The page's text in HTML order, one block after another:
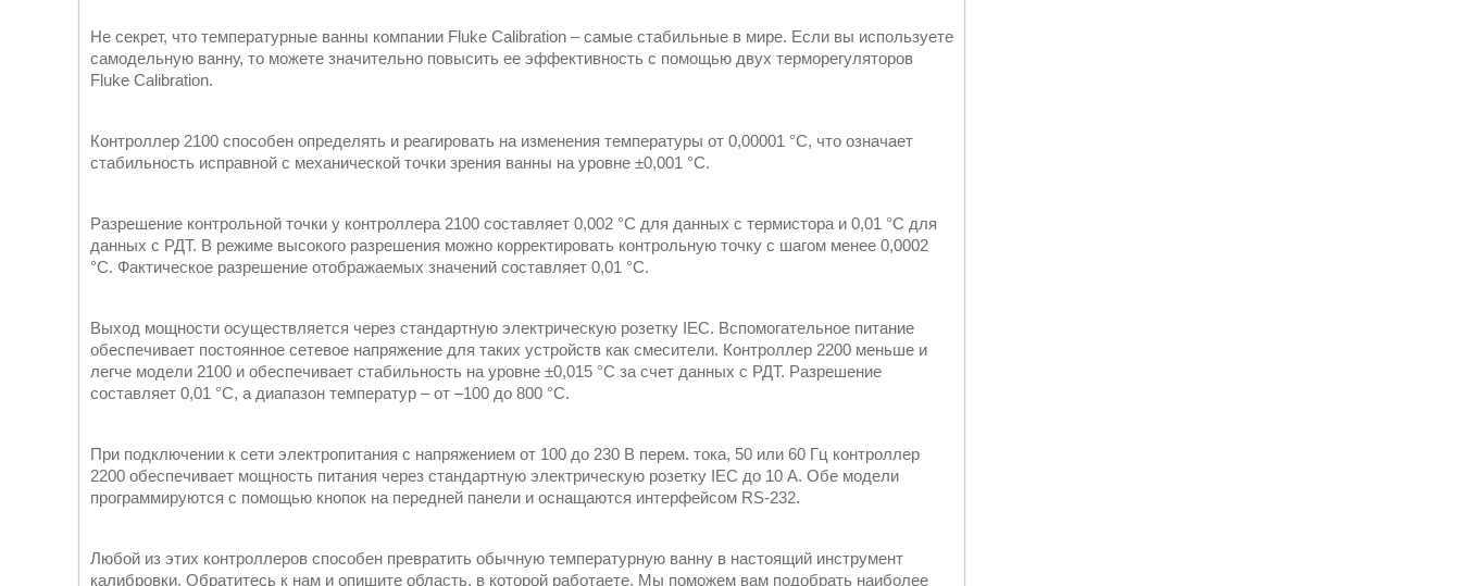
Не секрет, что температурные ванны компании Fluke Calibration – самые стабильные в мире. Если вы используете
самодельную ванну, то можете значительно повысить ее эффективность с помощью двух терморегуляторов
Fluke Calibration.
Контроллер 2100 способен определять и реагировать на изменения температуры от 0,00001 °C, что означает
стабильность исправной с механической точки зрения ванны на уровне ±0,001 °C.
Разрешение контрольной точки у контроллера 2100 составляет 0,002 °C для данных с термистора и 0,01 °C для
данных с РДТ. В режиме высокого разрешения можно корректировать контрольную точку с шагом менее 0,0002
°C. Фактическое разрешение отображаемых значений составляет 0,01 °C.
Выход мощности осуществляется через стандартную электрическую розетку IEC. Вспомогательное питание
обеспечивает постоянное сетевое напряжение для таких устройств как смесители. Контроллер 2200 меньше и
легче модели 2100 и обеспечивает стабильность на уровне ±0,015 °C за счет данных с РДТ. Разрешение
составляет 0,01 °C, а диапазон температур – от –100 до 800 °C.
При подключении к сети электропитания с напряжением от 100 до 230 В перем. тока, 50 или 60 Гц контроллер
2200 обеспечивает мощность питания через стандартную электрическую розетку IEC до 10 А. Обе модели
программируются с помощью кнопок на передней панели и оснащаются интерфейсом RS-232.
Любой из этих контроллеров способен превратить обычную температурную ванну в настоящий инструмент
калибровки. Обратитесь к нам и опишите область, в которой работаете. Мы поможем вам подобрать наиболее